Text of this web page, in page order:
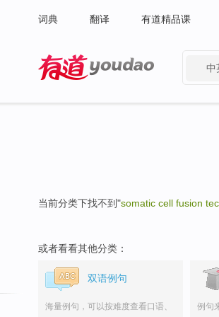
词典 翻译 有道精品课
中
当前分类下找不到"somatic cell fusion
或者看看其他分类：
双语例句
海量例句，可以按难度查看口语、 例句